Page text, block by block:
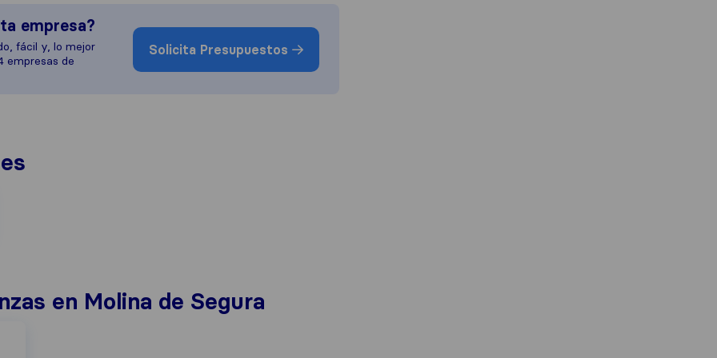
empresa?
fácil y, lo mejor
empresas de
Solicita Presupuestos
en Molina de Segura